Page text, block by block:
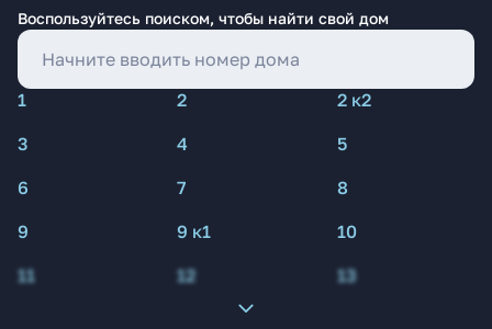
Воспользуйтесь поиском, чтобы найти свой дом
1 2
2 к2
3
4
5
6
7
8
9
9 к1
10
11
12 13